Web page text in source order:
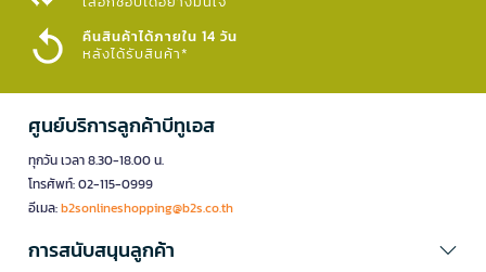
คืนสินค้าได้ภายใน 14 วัน
หลังได้รับสินค้า*
ศูนย์บริการลูกค้าบีทูเอส
ทุกวัน เวลา 8.30-18.00 น.
โทรศัพท์: 02-115-0999
อีเมล:b2sonlineshopping@b2s.co.th
การสนับสนุนลูกค้า